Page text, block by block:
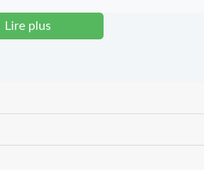
?
de routine, diagnostiquent et
gynécologiques et fournissent
gynécologue ?
Lire plus